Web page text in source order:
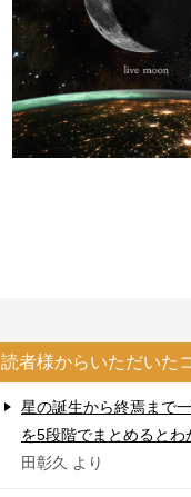
読者様からいただいた
星の誕生から終焉まで
を5段階でまとめるとわ
田彰久 より